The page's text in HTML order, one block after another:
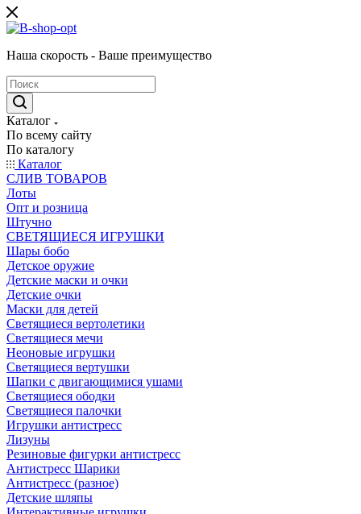
Наша скорость - Ваше преимущество
Каталог
По всему сайту
По каталогу
Каталог
CЛИВ ТОВАРОВ
Лоты
Опт и розница
Штучно
СВЕТЯЩИЕСЯ ИГРУШКИ
Шары бобо
Детское оружие
Детские маски и очки
Детские очки
Маски для детей
Светящиеся вертолетики
Светящиеся мечи
Неоновые игрушки
Светящиеся вертушки
Шапки с двигающимися ушами
Светящиеся ободки
Светящиеся палочки
Игрушки антистресс
Лизуны
Резиновые фигурки антистресс
Антистресс Шарики
Антистресс (разное)
Детские шляпы